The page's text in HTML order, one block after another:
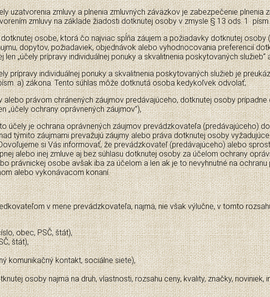
uzatvorenia zmluvy a plnenia zmluvných záväzkov je zabezpečenie plnenia
zmluvy na základe žiadosti dotknutej osoby v zmysle § 13 ods. 1
osobe, ktorá čo najviac spĺňa záujem a požiadavky dotknutej osoby
dopytov, požiadaviek, objednávok alebo vyhodnocovania preferencií
„účely prípravy individuálnej ponuky a skvalitnenia poskytovaných služieb”
prípravy individuálnej ponuky a skvalitnenia poskytovaných služieb je
a) zákona. Tento súhlas môže dotknutá osoba kedykoľvek odvolať;
právom chránených záujmov predávajúceho, dotknutej osoby
„účely ochrany oprávnených záujmov”),
účely je ochrana oprávnených záujmov prevádzkovateľa (predávajúceho)
týmito záujmami prevažujú záujmy alebo práva dotknutej osoby
si Vás informovať, že prevádzkovateľ (predávajúceho) alebo
alebo inej zmluve aj bez súhlasu dotknutej osoby za účelom ochrany
právnickej osobe avšak iba za účelom a len ak je to nevyhnutné na
alebo vykonávacom konaní.
v mene prevádzkovateľa, najmä, nie však výlučne, v tomto
obec, PSČ, štát),
štát),
komunikačný kontakt, sociálne siete),
osoby najmä na druh, vlastnosti, rozsahu ceny, kvality, značky,